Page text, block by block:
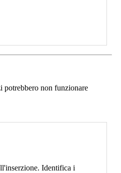
potrebbero non funzionare
Identifica i